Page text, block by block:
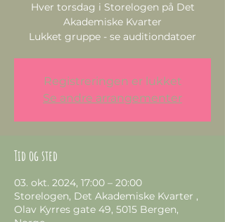
Hver torsdag i Storelogen på Det
Akademiske Kvarter
Lukket gruppe - se auditiondatoer
Registreringen er lukket
Se andre arrangementer
Tid og sted
03. okt. 2024, 17:00 – 20:00
Storelogen, Det Akademiske Kvarter ,
Olav Kyrres gate 49, 5015 Bergen,